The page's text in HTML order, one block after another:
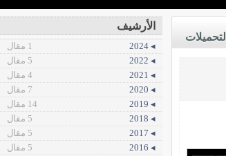
التحميلات
الأرشيف
◂ 2024
1 مقال
◂ 2022
5 مقال
◂ 2021
4 مقال
◂ 2020
7 مقال
◂ 2019
14 مقال
◂ 2018
5 مقال
◂ 2017
5 مقال
◂ 2016
5 مقال